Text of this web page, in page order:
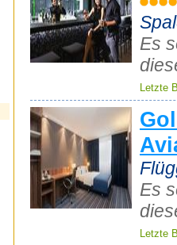
Es
Letzte
Es
Letzte